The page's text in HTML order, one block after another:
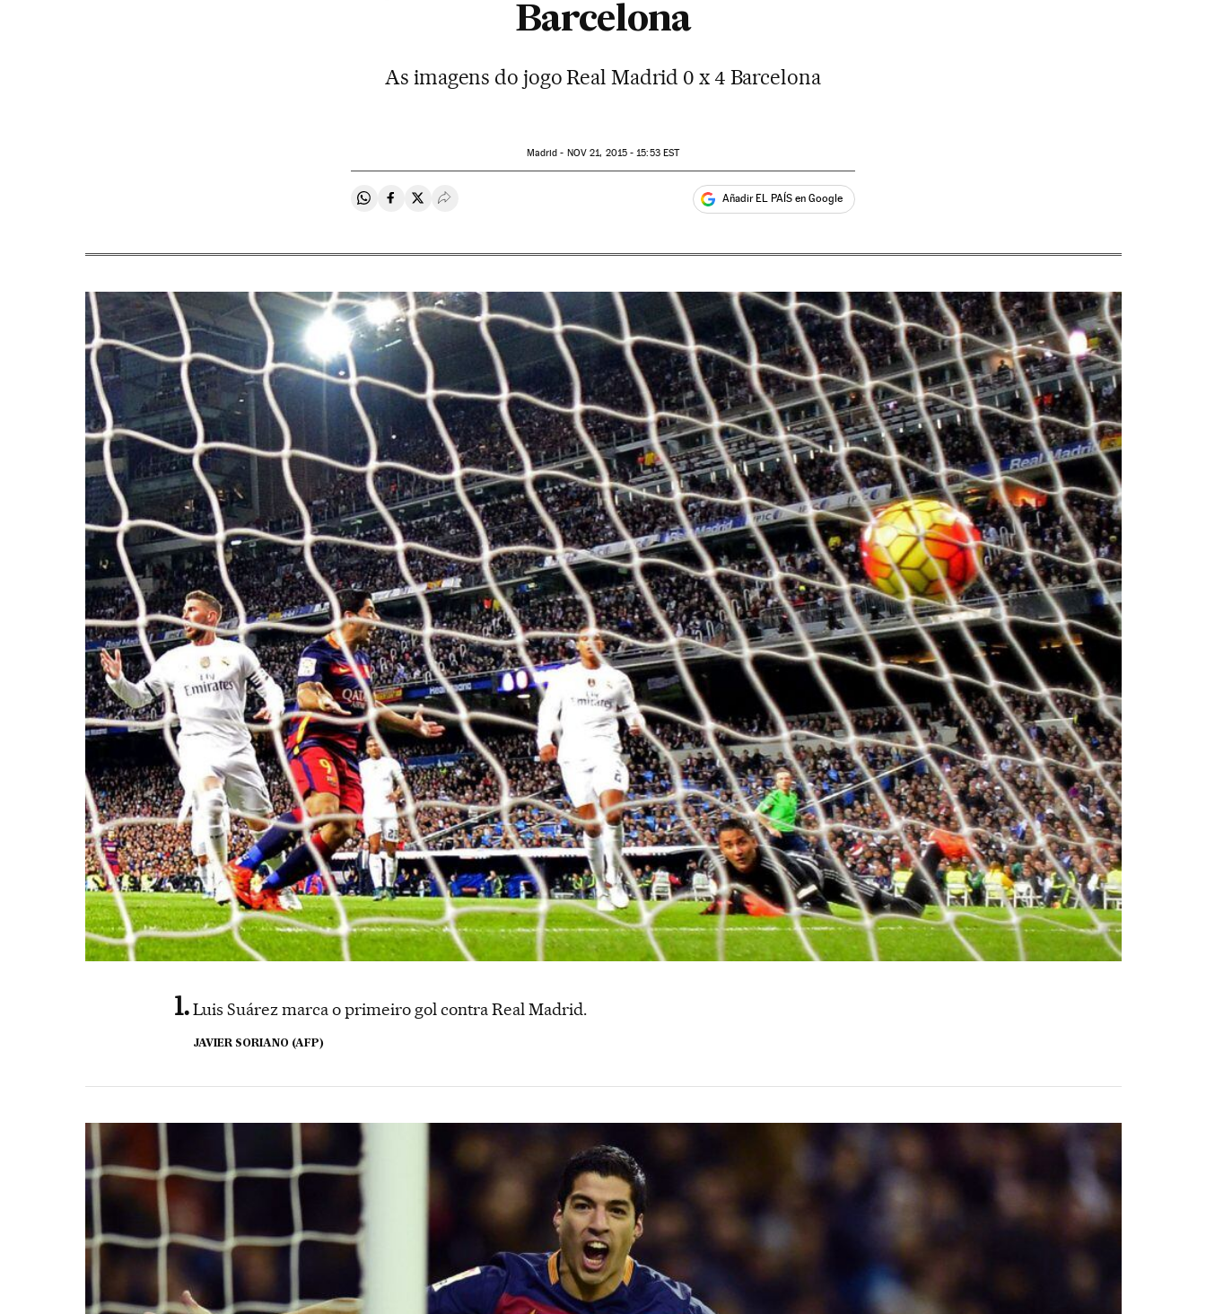
Barcelona
As imagens do jogo Real Madrid 0 x 4 Barcelona
Madrid - NOV 21, 2015 - 15:53EST
Compartir en Whatsapp
Compartir en Facebook
Compartir en Twitter
Desplegar Redes Sociales Añadir EL PAÍS en Google
Luis Suárez marca o primeiro gol contra Real Madrid.
JAVIER SORIANO (AFP)